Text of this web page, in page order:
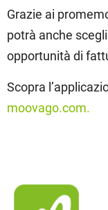
Grazie ai
potrà anche
opportunità di
Scopra
moovago.com.